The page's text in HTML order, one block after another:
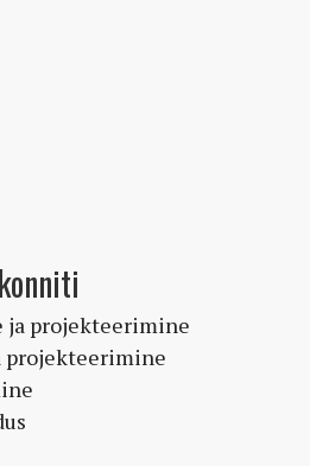
ja projekteerimine
projekteerimine